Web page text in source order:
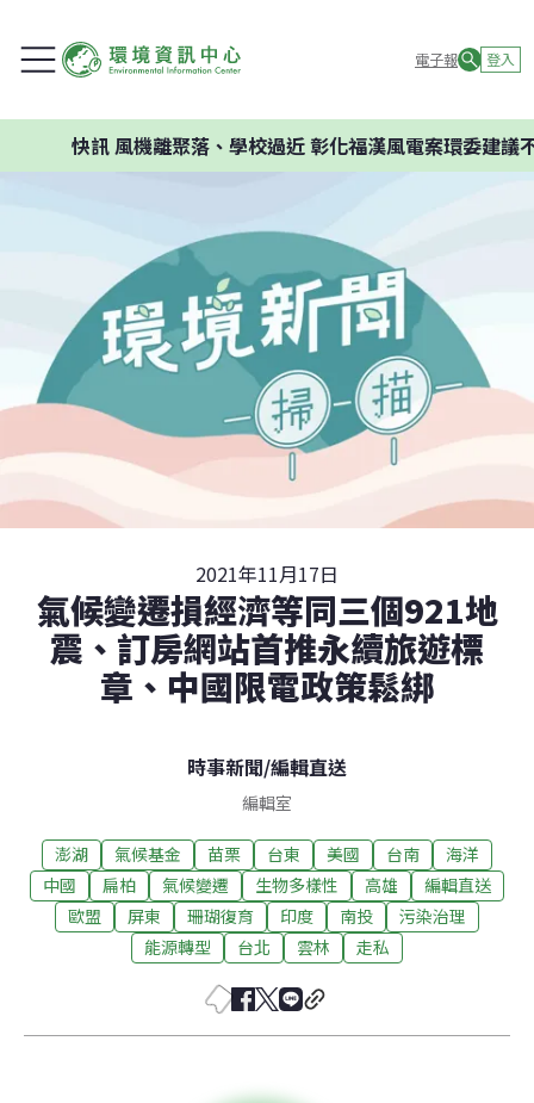
電子報 登入
風機離聚落、學校過近 彰化福漢風電案環委建議不應開發
2021年11月17日
氣候變遷損經濟等同三個921地
震、訂房網站首推永續旅遊標
章、中國限電政策鬆綁
時事新聞/編輯直送
編輯室
澎湖 氣候基金 苗栗 台東 美國 台南
海洋
中國
扁柏 氣候變遷 生物多樣性 高雄
編輯直送
歐盟
屏東 珊瑚復育 印度 南投
污染治理
能源轉型
台北 雲林 走私